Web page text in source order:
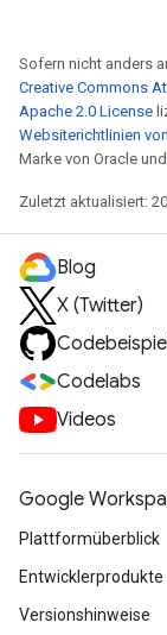
Sofern nicht anders
Creative Commons
Apache 2.0 License
Websiterichtlinien
Marke von Oracle
Zuletzt aktualisiert:
Blog
X (Twitter)
Codelabs
Videos
Google
Plattformüberblick
Entwicklerprodukte
Versionshinweise